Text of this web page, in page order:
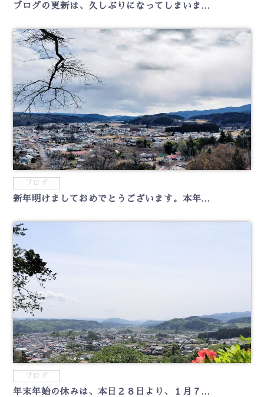
ブログの更新は、久しぶりになってしまいま...
ブログ
新年明けましておめでとうございます。本年...
ブログ
年末年始の休みは、本日２８日より、１月７...